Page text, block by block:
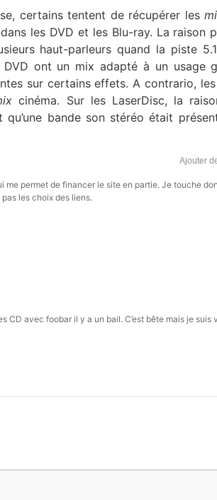
certains tentent de récupérer les
les DVD et les Blu-ray. La raison
haut-parleurs quand la piste
DVD ont un mix adapté à un usage
sur certains effets. A contrario,
cinéma. Sur les LaserDisc, la
bande son stéréo était
Ajouter
permet de financer le site en partie. Je touche
les choix des liens.
CD avec foobar il y a un bail. C’est bête mais je suis